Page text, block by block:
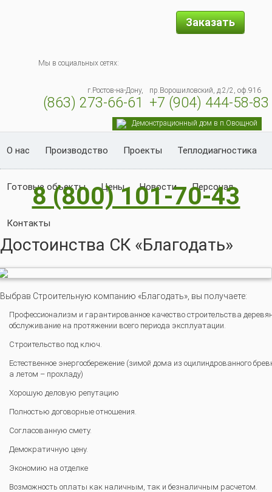
Мы в социальных сетях:
Заказать
пр.Ворошиловский, д.2/2, оф.916
+7 (904) 444-58-83
г.Ростов-на-Дону,
(863) 273-66-61
Демонстрационный дом в п.Овощной
О нас Производство Проекты Теплодиагностика
Готовые объекты Цены Новости Персонал
Контакты
8 (800) 101-70-43
Достоинства СК «Благодать»
Выбрав Строительную компанию «Благодать», вы получаете:
Профессионализм и гарантированное качество строительства
обслуживание на протяжении всего периода эксплуатации.
Строительство под ключ.
Естественное энергосбережение (зимой дома из оцилиндрованного
а летом – прохладу)
Хорошую деловую репутацию
Полностью договорные отношения.
Согласованную смету.
Демократичную цену.
Экономию на отделке
Возможность оплаты как наличным, так и безналичным расчетом.